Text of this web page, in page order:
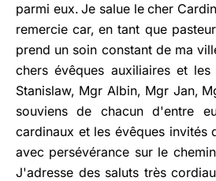
parmi eux. Je salue le cher
remercie car, en tant que
prend un soin constant de ma
chers évêques auxiliaires et
Stanislaw, Mgr Albin, Mgr Jan,
souviens de chacun d'entre
cardinaux et les évêques invités
avec persévérance sur le
J'adresse des saluts très